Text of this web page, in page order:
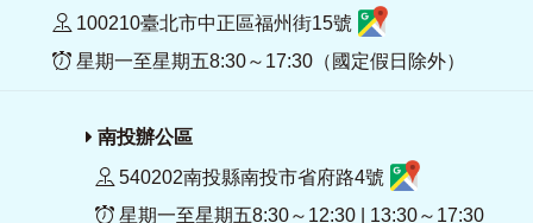
100210臺北市中正區福州街15號
星期一至星期五8:30～17:30（國定假日除外）
南投辦公區
540202南投縣南投市省府路4號
星期一至星期五8:30～12:30 | 13:30～17:30